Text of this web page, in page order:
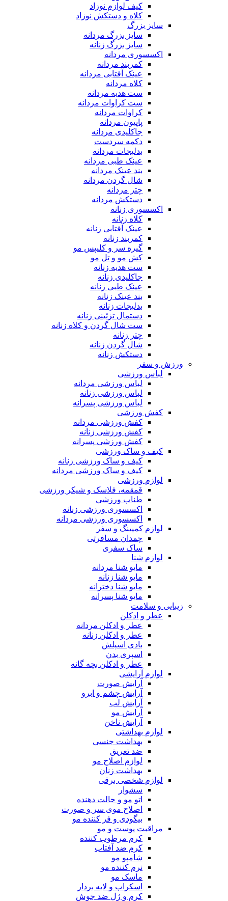
کیف لوازم نوزاد
کلاه و دستکش نوزاد
سایز بزرگ
سایز بزرگ مردانه
سایز بزرگ زنانه
اکسسوری مردانه
کمربند مردانه
عینک آفتابی مردانه
کلاه مردانه
ست هدیه مردانه
ست کراوات مردانه
کراوات مردانه
پاپیون مردانه
جاکلیدی مردانه
دکمه سردست
بدلیجات مردانه
عینک طبی مردانه
بند عینک مردانه
شال گردن مردانه
چتر مردانه
دستکش مردانه
اکسسوری زنانه
کلاه زنانه
عینک آفتابی زنانه
کمربند زنانه
گیره سر و کلیپس مو
کش مو و تل مو
ست هدیه زنانه
جاکلیدی زنانه
عینک طبی زنانه
بند عینک زنانه
بدلیجات زنانه
دستمال تزئینی زنانه
ست شال گردن و کلاه زنانه
چتر زنانه
شال گردن زنانه
دستکش زنانه
ورزش و سفر
لباس ورزشی
لباس ورزشی مردانه
لباس ورزشی زنانه
لباس ورزشی پسرانه
کفش ورزشی
کفش ورزشی مردانه
کفش ورزشی زنانه
کفش ورزشی پسرانه
کیف و ساک ورزشی
کیف و ساک ورزشی زنانه
کیف و ساک ورزشی مردانه
لوازم ورزشی
قمقمه، فلاسک و شیکر ورزشی
طناب ورزشی
اکسسوری ورزشی زنانه
اکسسوری ورزشی مردانه
لوازم کمپینگ و سفر
چمدان مسافرتی
ساک سفری
لوازم شنا
مایو شنا مردانه
مایو شنا زنانه
مایو شنا دخترانه
مایو شنا پسرانه
زیبایی و سلامت
عطر و ادکلن
عطر و ادکلن مردانه
عطر و ادکلن زنانه
بادی اسپلش
اسپری بدن
عطر و ادکلن بچه گانه
لوازم آرایشی
آرایش صورت
آرایش چشم و ابرو
آرایش لب
آرایش مو
آرایش ناخن
لوازم بهداشتی
بهداشت جنسی
ضد تعریق
لوازم اصلاح مو
بهداشت زنان
لوازم شخصی برقی
سشوار
اتو مو و حالت دهنده
اصلاح موی سر و صورت
بیگودی و فر کننده مو
مراقبت پوست و مو
کرم مرطوب کننده
کرم ضد آفتاب
شامپو مو
نرم کننده مو
ماسک مو
اسکراب و لایه بردار
کرم و ژل ضد جوش